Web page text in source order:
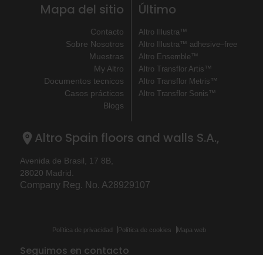
Mapa del sitio
Contacto
Sobre Nosotros
Muestras
My Altro
Documentos tecnicos
Casos prácticos
Blogs
Último
Altro Illustra™
Altro Illustra™ adhesive–free
Altro Ensemble™
Altro Transflor Artis™
Altro Transflor Metris™
Altro Transflor Sonis™
Altro Spain floors and walls S.A.,
Avenida de Brasil, 17 8B,
28020 Madrid.
Company Reg. No. A28929107
Política de privacidad Política de cookies Mapa web
Seguimos en contacto